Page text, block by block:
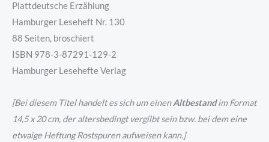
Plattdeutsche Erzählung
Hamburger Leseheft Nr. 130
88 Seiten, broschiert
ISBN 978-3-87291-129-2
Hamburger Lesehefte Verlag
[Bei diesem Titel handelt es sich um einenAltbestandim Format
14,5 x 20 cm, der altersbedingt vergilbt sein bzw. bei dem eine
etwaige Heftung Rostspuren aufweisen kann.]